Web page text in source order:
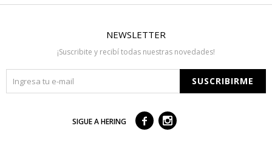
NEWSLETTER
¡Suscribite y recibí todas nuestras novedades!
SUSCRIBIRME
SIGUE A HERING  